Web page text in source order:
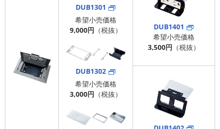
DUB1301
希望小売価格
9,000円 （税抜）
DUB1302
希望小売価格
3,000円 （税抜）
DUB1401
希望小売価格
3,500円 （税抜）